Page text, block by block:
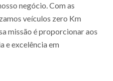
negócio. Com as
veículos zero Km
missão é proporcionar aos
e excelência em